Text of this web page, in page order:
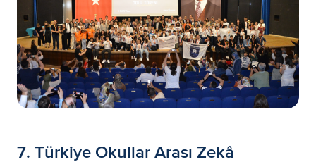
7. Türkiye Okullar Arası Zekâ